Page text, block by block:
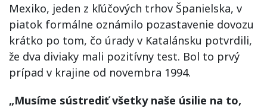
Mexiko, jeden z kľúčových trhov Španielska, v
piatok formálne oznámilo pozastavenie dovozu
krátko po tom, čo úrady v Katalánsku potvrdili,
že dva diviaky mali pozitívny test. Bol to prvý
prípad v krajine od novembra 1994.
„Musíme sústrediť všetky naše úsilie na to,